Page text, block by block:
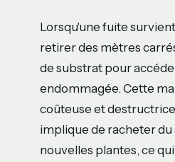
Lorsqu'une fuite
retirer des mètres
de substrat pour
endommagée. Cette
coûteuse et
implique de racheter du
nouvelles plantes, ce